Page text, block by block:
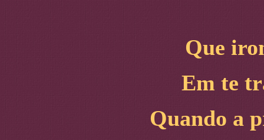
Que
Em te
Quando a